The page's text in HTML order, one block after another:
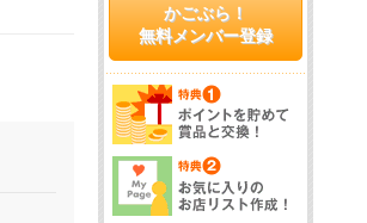
かごぶら！
無料メンバー登録